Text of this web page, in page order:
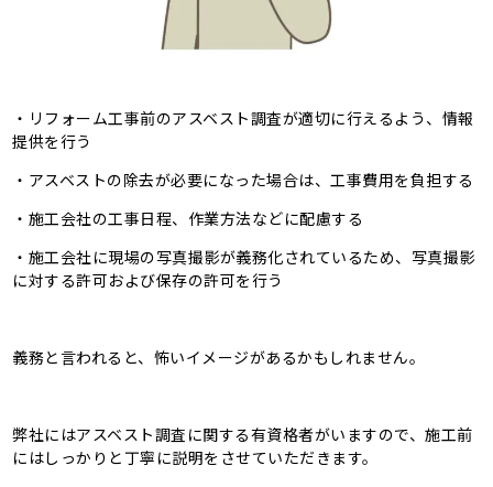
・リフォーム工事前のアスベスト調査が適切に行えるよう、情報
提供を行う
・アスベストの除去が必要になった場合は、工事費用を負担する
・施工会社の工事日程、作業方法などに配慮する
・施工会社に現場の写真撮影が義務化されているため、写真撮影
に対する許可および保存の許可を行う
義務と言われると、怖いイメージがあるかもしれません。
弊社にはアスベスト調査に関する有資格者がいますので、施工前
にはしっかりと丁寧に説明をさせていただきます。